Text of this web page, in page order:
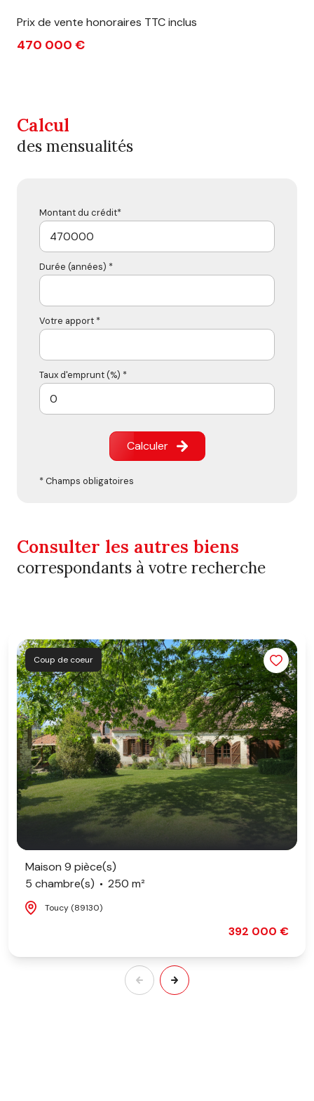
Prix de vente honoraires TTC inclus
470 000 €
Calcul
des mensualités
Montant du crédit*
Durée (années) *
Votre apport *
Taux d'emprunt (%) *
Calculer
* Champs obligatoires
Consulter les autres biens
correspondants à votre recherche
Coup de coeur
Maison 9 pièce(s)
5 chambre(s)
250 m²
Toucy (89130)
392 000 €